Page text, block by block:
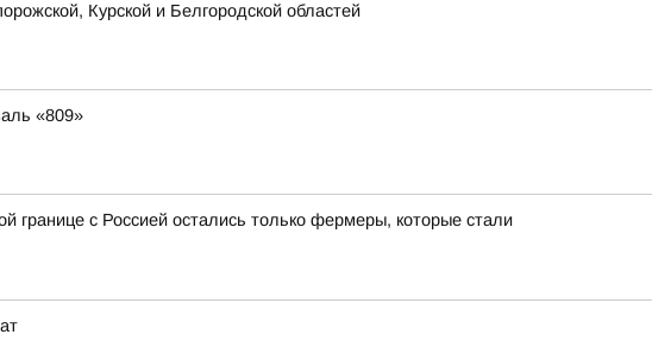
Курской и Белгородской областей
«809»
с Россией остались только фермеры, которые стали